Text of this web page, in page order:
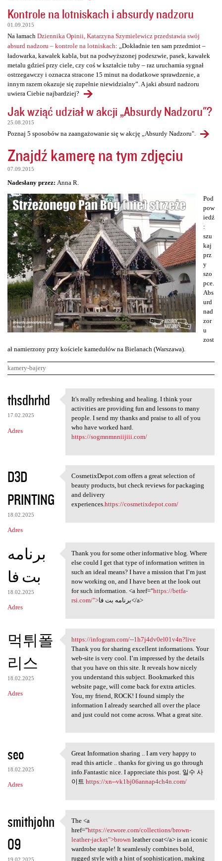
Kontrole na lotniskach i absurdy nadzoru
01.09.2015
Na łamach Dziennika Opinii, Katarzyna Szymielewicz przedstawia swój
absurd nadzoru – kontrole na lotniskach: „Dokładnie ten sam przedmiot –
ładowarka, kawałek kabla, but na podwyższonej podeszwie, pasek, kawałek
metalu gdzieś przy ciele, czy coś w kształcie tuby – raz uruchamia sygnał
ostrzegawczy i oznacza stracone 15 minut na dodatkowe sprawdzenie, a
innym razem okazuje się zupełnie niewidzialny”. A jaki absurd nadzoru
uwiera Ciebie najbardziej?
Jak wziąć udział w akcji „Absurdy Nadzoru"?
25.08.2015
Poznaj 5 sposobów na zaangażowanie się w akcję „Absurdy Nadzoru".
Znajdź kamerę na tym zdjęciu
07.09.2015
Nadesłany przez: Anna R.
Pod
pow
iedź
:
szu
kaj
prz
y
szo
pce.
Abs
urd
nad
zor
u
zost
ał namierzony przy kościele kamedułów na Bielanach (Warszawa).
kamery-bajery
K
o
m
e
a
r
z
e
thsdhrhd
17.02.2025
Adres
It's really refreshing and
It's really refreshing and healing. I think your
activities are providing fun and lessons to many
people. I send my thanks and praise to all of you
who have worked hard.
https://sogmnmnniijiii.com/
D3D
PRINTING
18.02.2025
Adres
CosmetixDepot.com offers a
CosmetixDepot.com offers a great selection of
beauty products, but check reviews for packaging
and delivery
experiences.https://cosmetixdepot.com/
برنامه
بت فا
18.02.2025
Adres
Thank you for some other
Thank you for some other informative blog. Where
else could I get that type of information written in
such an ideal means? I have a mission that I’m just
now working on, and I have been at the look out
for such information. <a href="https://betfa-
rsi.com/">
برنامه بت فا</a>
먹튀폴
리스
18.02.2025
Adres
https://infogram.com/-
https://infogram.com/--1h7j4dv0el01v4n?live
Thank you for sharing excellent informations. Your
web-site is very cool. I’m impressed by the details
that you have on this site. It reveals how nicely
you understand this subject. Bookmarked this
website page, will come back for extra articles.
You, my friend, ROCK! I found simply the
information I already searched all over the place
and just could not come across. What a great site.
seo
18.02.2025
Adres
Great Information sharing ..
Great Information sharing .. I am very happy to
read this article .. thanks for giving us go through
info.Fantastic nice. I appreciate this post. 일수 사
이트 https://xn--vk1bj06annap4ch4n.com/
smithjohn
09
19.02.2025
The <a href="https://ezwore
The <a
href="https://ezwore.com/collections/brown-
leather-jacket">brown leather coat</a> is an iconic
wardrobe staple! It seamlessly combines bold,
rugged style with a hint of sophistication, making